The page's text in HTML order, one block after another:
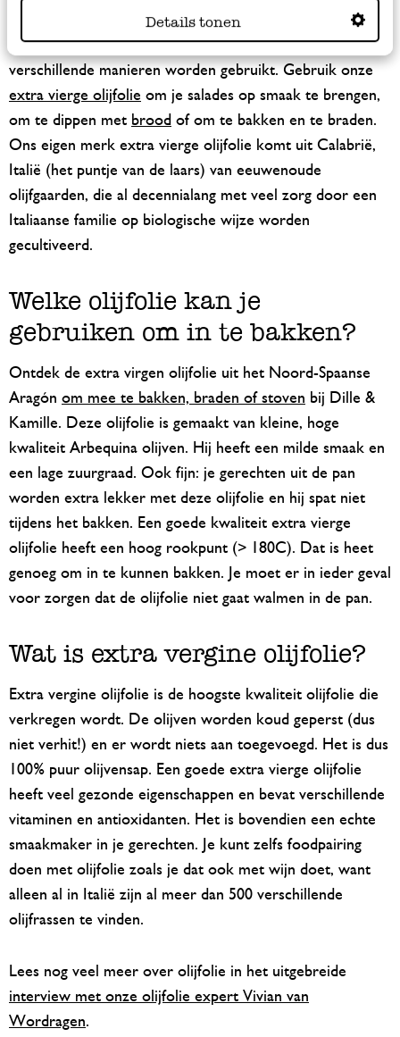
Details tonen
Onze olijfolie is een must-have in elke keuken en kan op
verschillende manieren worden gebruikt. Gebruik onze
extra vierge olijfolie om je salades op smaak te brengen,
om te dippen met brood of om te bakken en te braden.
Ons eigen merk extra vierge olijfolie komt uit Calabrië,
Italië (het puntje van de laars) van eeuwenoude
olijfgaarden, die al decennialang met veel zorg door een
Italiaanse familie op biologische wijze worden
gecultiveerd.
Welke olijfolie kan je
gebruiken om in te bakken?
Ontdek de extra virgen olijfolie uit het Noord-Spaanse
Aragón om mee te bakken, braden of stoven bij Dille &
Kamille. Deze olijfolie is gemaakt van kleine, hoge
kwaliteit Arbequina olijven. Hij heeft een milde smaak en
een lage zuurgraad. Ook fijn: je gerechten uit de pan
worden extra lekker met deze olijfolie en hij spat niet
tijdens het bakken. Een goede kwaliteit extra vierge
olijfolie heeft een hoog rookpunt (> 180C). Dat is heet
genoeg om in te kunnen bakken. Je moet er in ieder geval
voor zorgen dat de olijfolie niet gaat walmen in de pan.
Wat is extra vergine olijfolie?
Extra vergine olijfolie is de hoogste kwaliteit olijfolie die
verkregen wordt. De olijven worden koud geperst (dus
niet verhit!) en er wordt niets aan toegevoegd. Het is dus
100% puur olijvensap. Een goede extra vierge olijfolie
heeft veel gezonde eigenschappen en bevat verschillende
vitaminen en antioxidanten. Het is bovendien een echte
smaakmaker in je gerechten. Je kunt zelfs foodpairing
doen met olijfolie zoals je dat ook met wijn doet, want
alleen al in Italië zijn al meer dan 500 verschillende
olijfrassen te vinden.
Lees nog veel meer over olijfolie in het uitgebreide
interview met onze olijfolie expert Vivian van
Wordragen.